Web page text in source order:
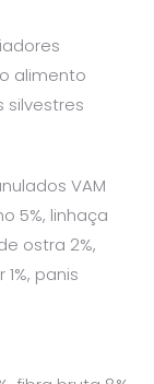
alimento
silvestres
VAM
5%, linhaça
ostra 2%,
panis